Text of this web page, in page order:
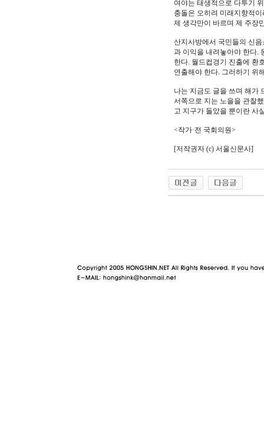
여야는 태생적으로 다투기
충돌은 오히려 미래지향적
제 생각만이 바르며 제 주장
산지사방에서 국민들의 신
과 이익을 내려놓아야 한다.
한다. 월드컵경기 진출에 환
연출해야 한다. 그러하기 위
나는 지금도 글을 쓰며 해가
서쪽으로 지는 노을을 관찰
고 지구가 돌았을 뿐이란 사
<작가·전 국회의원>
[저작권자 (c) 서울신문사]